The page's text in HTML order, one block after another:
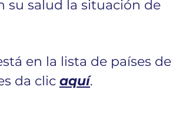
su salud la situación de
en la lista de países de
da clic aquí.